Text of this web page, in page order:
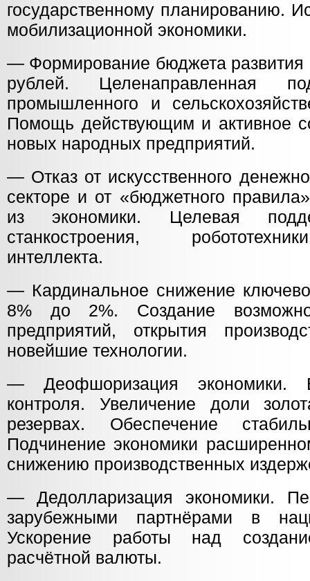
государственному планированию.
мобилизационной экономики.
— Формирование бюджета
рублей. Целенаправленная
промышленного и
Помощь действующим и активное
новых народных предприятий.
— Отказ от искусственного
секторе и от «бюджетного
из экономики. Целевая
станкостроения,
интеллекта.
— Кардинальное снижение
8% до 2%. Создание
предприятий, открытия
новейшие технологии.
— Деофшоризация экономики.
контроля. Увеличение доли
резервах. Обеспечение
Подчинение экономики
снижению производственных
— Дедолларизация экономики.
зарубежными партнёрами в
Ускорение работы над
расчётной валюты.